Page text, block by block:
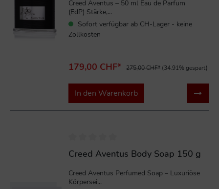
Creed Aventus – 50 ml Eau de Parfum
(EdP) Stärke,...
Sofort verfügbar ab CH-Lager - keine
Zollkosten
179,00 CHF* 275,00 CHF* (34.91% gespart)
In den Warenkorb
Creed Aventus Body Soap 150 g
Creed Aventus Perfumed Soap – Luxuriöse
Körpersei...